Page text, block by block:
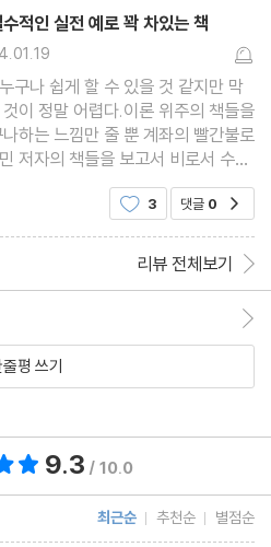
비 등락률 상위 · 조건검색 실시간 ·
넣어보기/ 직장인 필수 기능, 스탑로
간 외 단일가’ 매매는 주의
의 기본
행가 · 자본잠식 · 증자 · 신주인수권
, 재무제표 점검/ 상장사 명운 걸린
기
· 3) 재무에 관한 사항 · 4) 회계감
원에 관한 사항 · 6) 주주에 관한 사
적인 실전 예로 꽉 차있는 책
구나 쉽게 할 수 있을 것 같지만 막
이 정말 어렵다.이론 위주의 책들을
하는 느낌만 줄 뿐 계좌의 빨간불로
저자의 책들을 보고서 비로서 수익
역시 실전 매매의 예시로 꽉채워져
기 것으
3 댓글 0
리뷰 전체보기
평 쓰기
9.3 / 10.0
최근순 추천순 별점순